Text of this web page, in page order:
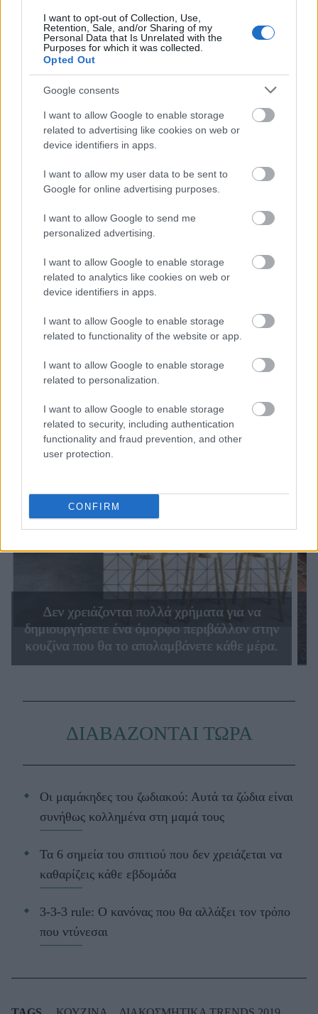
I want to opt-out of Collection, Use,
Retention, Sale, and/or Sharing of my
Personal Data that Is Unrelated with the
Purposes for which it was collected.
Opted Out
Google consents
I want to allow Google to enable storage
related to advertising like cookies on web or
device identifiers in apps.
I want to allow my user data to be sent to
Google for online advertising purposes.
I want to allow Google to send me
personalized advertising.
I want to allow Google to enable storage
related to analytics like cookies on web or
device identifiers in apps.
I want to allow Google to enable storage
related to functionality of the website or app.
I want to allow Google to enable storage
related to personalization.
I want to allow Google to enable storage
related to security, including authentication
functionality and fraud prevention, and other
user protection.
CONFIRM
Δεν χρειάζονται πολλά χρήματα για να
δημιουργήσετε ένα όμορφο περιβάλλον στην
κουζίνα που θα το απολαμβάνετε κάθε μέρα.
ΔΙΑΒΑΖΟΝΤΑΙ ΤΩΡΑ
Οι μαμάκηδες του ζωδιακού: Αυτά τα ζώδια είναι
συνήθως κολλημένα στη μαμά τους
Τα 6 σημεία του σπιτιού που δεν χρειάζεται να
καθαρίζεις κάθε εβδομάδα
3-3-3 rule: Ο κανόνας που θα αλλάξει τον τρόπο
που ντύνεσαι